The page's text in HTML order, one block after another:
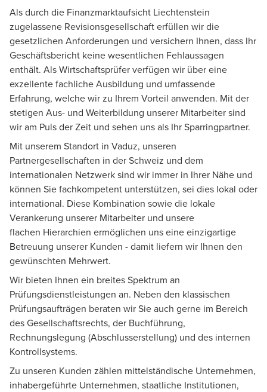
Als durch die Finanzmarktaufsicht Liechtenstein
zugelassene Revisionsgesellschaft erfüllen wir die
gesetzlichen Anforderungen und versichern Ihnen, dass Ihr
Geschäftsbericht keine wesentlichen Fehlaussagen
enthält. Als Wirtschaftsprüfer verfügen wir über eine
exzellente fachliche Ausbildung und umfassende
Erfahrung, welche wir zu Ihrem Vorteil anwenden. Mit der
stetigen Aus- und Weiterbildung unserer Mitarbeiter sind
wir am Puls der Zeit und sehen uns als Ihr Sparringpartner.
Mit unserem Standort in Vaduz, unseren
Partnergesellschaften in der Schweiz und dem
internationalen Netzwerk sind wir immer in Ihrer Nähe und
können Sie fachkompetent unterstützen, sei dies lokal oder
international. Diese Kombination sowie die lokale
Verankerung unserer Mitarbeiter und unsere
flachen Hierarchien ermöglichen uns eine einzigartige
Betreuung unserer Kunden - damit liefern wir Ihnen den
gewünschten Mehrwert.
Wir bieten Ihnen ein breites Spektrum an
Prüfungsdienstleistungen an. Neben den klassischen
Prüfungsaufträgen beraten wir Sie auch gerne im Bereich
des Gesellschaftsrechts, der Buchführung,
Rechnungslegung (Abschlusserstellung) und des internen
Kontrollsystems.
Zu unseren Kunden zählen mittelständische Unternehmen,
inhabergeführte Unternehmen, staatliche Institutionen,